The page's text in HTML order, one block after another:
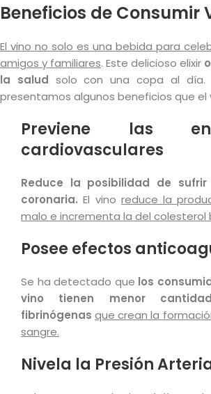
Beneficios de Consumir
El vino no solo es una bebida para
amigos y familiares. Este delicioso elixir
la salud solo con una copa al día.
presentamos algunos beneficios que el
Previene las
cardiovasculares
Reduce la posibilidad de
coronaria. El vino reduce la
malo e incrementa la del colesterol
Posee efectos
Se ha detectado que los
vino tienen menor
fibrinógenas que crean la
sangre.
Nivela la Presión